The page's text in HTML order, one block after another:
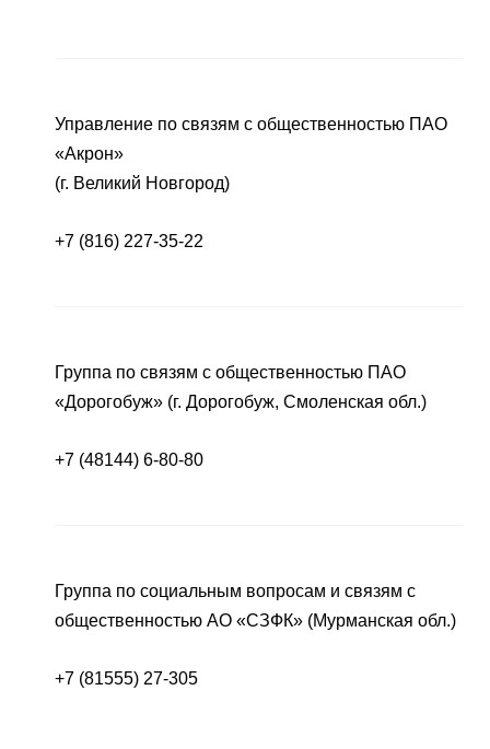
Управление по связям с общественностью ПАО
«Акрон»
(г. Великий Новгород)
+7 (816) 227-35-22
Группа по связям с общественностью ПАО
«Дорогобуж» (г. Дорогобуж, Смоленская обл.)
+7 (48144) 6-80-80
Группа по социальным вопросам и связям с
общественностью АО «СЗФК» (Мурманская обл.)
+7 (81555) 27-305